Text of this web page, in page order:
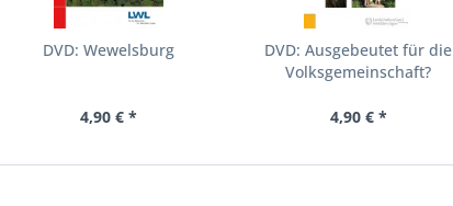
DVD: Wewelsburg
4,90 € *
DVD: Ausgebeutet für die
Volksgemeinschaft?
4,90 € *